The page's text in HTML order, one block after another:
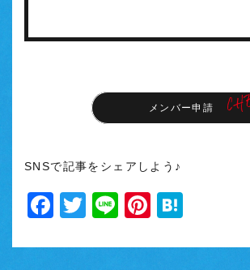
メンバー申請
SNSで記事をシェアしよう♪
Facebook
Twitter
LinePinterest